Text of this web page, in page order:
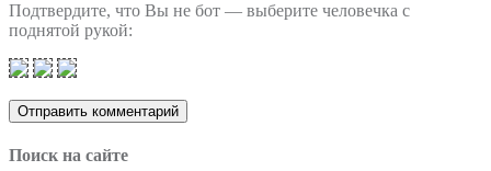
Подтвердите, что Вы не бот — выберите человечка с
поднятой рукой:
Поиск на сайте